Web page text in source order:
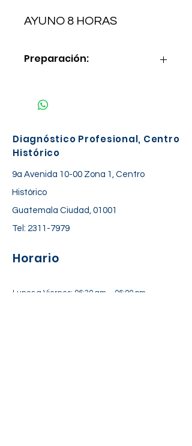
AYUNO 8 HORAS
Preparación:
Diagnóstico Profesional, Centro
Histórico
9a Avenida 10-00 Zona 1, Centro
Histórico
Guatemala Ciudad, 01001
Tel: 2311-7979
Horario
Lunes a Viernes: 06:30 am – 06:00 pm